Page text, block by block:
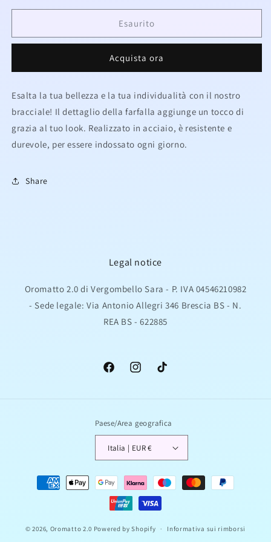
per
con
acciaio
per
Bracciale
con
acciaio
Esaurito
Acquista ora
Esalta la tua bellezza e la tua individualità con il nostro
bracciale! Il dettaglio della farfalla aggiunge un tocco di
grazia al tuo look. Realizzato in acciaio, è resistente e
durevole, per essere indossato ogni giorno.
Share
Legal notice
Oromatto 2.0 di Vergombello Sara - P. IVA 04546210982
- Sede legale: Via Antonio Allegri 346 Brescia BS - N.
REA BS - 622885
FacebookInstagramTikTok
Paese/Area geografica
Italia | EUR €
Metodi
© 2026, Oromatto 2.0 Powered by Shopify Informativa sui rimborsi